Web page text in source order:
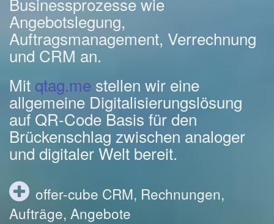
Angebotslegung,
Auftragsmanagement, Verrechnung
und CRM an.
Mit qtag.me stellen wir eine
allgemeine Digitalisierungslösung
auf QR-Code Basis für den
Brückenschlag zwischen analoger
und digitaler Welt bereit.
offer-cube CRM, Rechnungen,
Aufträge, Angebote